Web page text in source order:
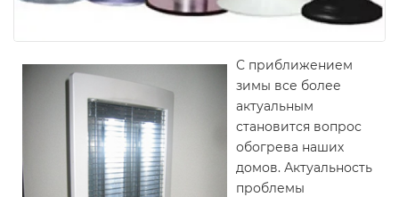
С приближением
зимы все более
актуальным
становится вопрос
обогрева наших
домов. Актуальность
проблемы